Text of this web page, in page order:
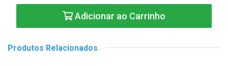
Adicionar ao Carrinho
Produtos Relacionados